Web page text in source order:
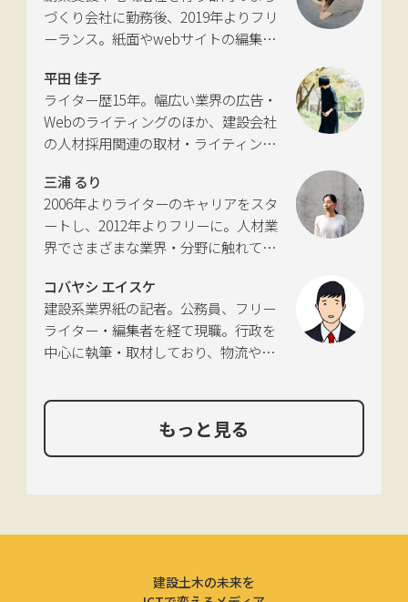
に独立。国土交通省の「自転車の活用
推進に向けた有識者会議」、「交通政
共交通部会」、「MaaS関連データ検
討会」、SIP第2期自動運転（システム
とサービスの拡張）ピアレビュー委員
会などの委員を歴任。
づくり会社に勤務後、2019年よりフリ
ーランス。紙面やwebサイトの編集、
どの執筆を中心に、ジャンルを問わず
活動。四国にある築100年の実家をど
う生かすかが長年の悩み。
平田 佳子
ライター歴15年。幅広い業界の広告・
Webのライティングのほか、建設会社
の人材採用関連の取材・ライティング
仕事をしていたため、小さな頃から憧
れあり。
三浦 るり
2006年よりライターのキャリアをスタ
ートし、2012年よりフリーに。人材業
界でさまざまな業界・分野に触れてき
を手掛ける。現在は特に建築や不動
産、さらにはDX分野を探究中。
コバヤシ エイスケ
建設系業界紙の記者。公務員、フリー
ライター・編集者を経て現職。行政を
中心に執筆・取材しており、物流や環
もっと見る
建設土木の未来を